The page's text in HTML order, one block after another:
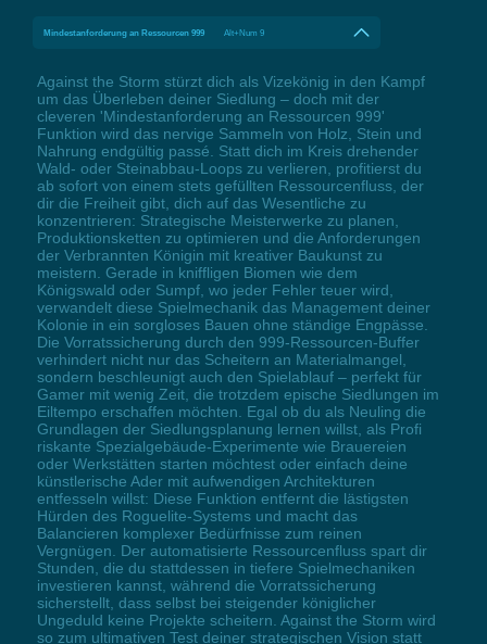
Mindestanforderung an Ressourcen 999 Alt+Num 9
Against the Storm stürzt dich als Vizekönig in den Kampf
um das Überleben deiner Siedlung – doch mit der
cleveren 'Mindestanforderung an Ressourcen 999'
Funktion wird das nervige Sammeln von Holz, Stein und
Nahrung endgültig passé. Statt dich im Kreis drehender
Wald- oder Steinabbau-Loops zu verlieren, profitierst du
ab sofort von einem stets gefüllten Ressourcenfluss, der
dir die Freiheit gibt, dich auf das Wesentliche zu
konzentrieren: Strategische Meisterwerke zu planen,
Produktionsketten zu optimieren und die Anforderungen
der Verbrannten Königin mit kreativer Baukunst zu
meistern. Gerade in kniffligen Biomen wie dem
Königswald oder Sumpf, wo jeder Fehler teuer wird,
verwandelt diese Spielmechanik das Management deiner
Kolonie in ein sorgloses Bauen ohne ständige Engpässe.
Die Vorratssicherung durch den 999-Ressourcen-Buffer
verhindert nicht nur das Scheitern an Materialmangel,
sondern beschleunigt auch den Spielablauf – perfekt für
Gamer mit wenig Zeit, die trotzdem epische Siedlungen im
Eiltempo erschaffen möchten. Egal ob du als Neuling die
Grundlagen der Siedlungsplanung lernen willst, als Profi
riskante Spezialgebäude-Experimente wie Brauereien
oder Werkstätten starten möchtest oder einfach deine
künstlerische Ader mit aufwendigen Architekturen
entfesseln willst: Diese Funktion entfernt die lästigsten
Hürden des Roguelite-Systems und macht das
Balancieren komplexer Bedürfnisse zum reinen
Vergnügen. Der automatisierte Ressourcenfluss spart dir
Stunden, die du stattdessen in tiefere Spielmechaniken
investieren kannst, während die Vorratssicherung
sicherstellt, dass selbst bei steigender königlicher
Ungeduld keine Projekte scheitern. Against the Storm wird
so zum ultimativen Test deiner strategischen Vision statt